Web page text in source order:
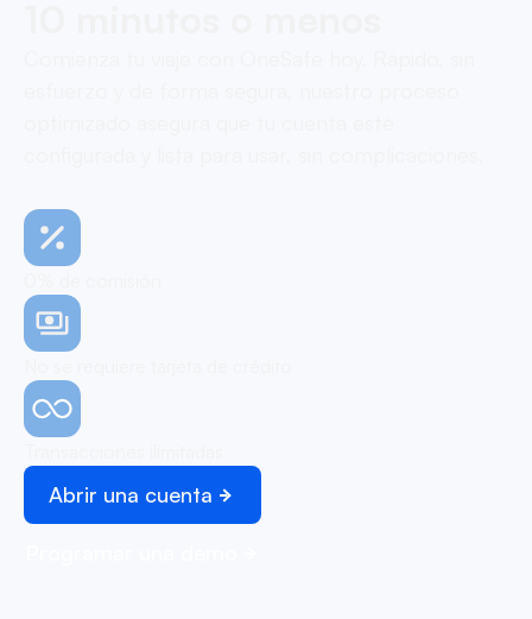
Abrir una cuenta